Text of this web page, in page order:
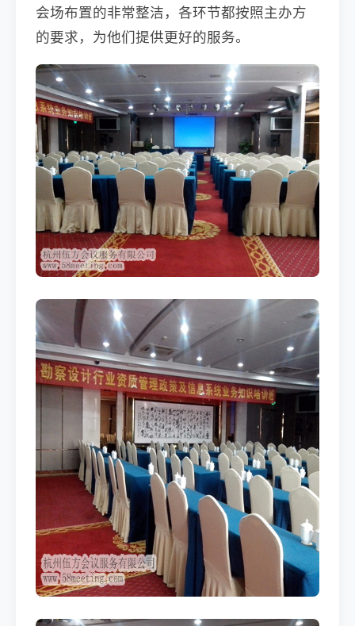
会场布置的非常整洁，各环节都按照主办方
的要求，为他们提供更好的服务。